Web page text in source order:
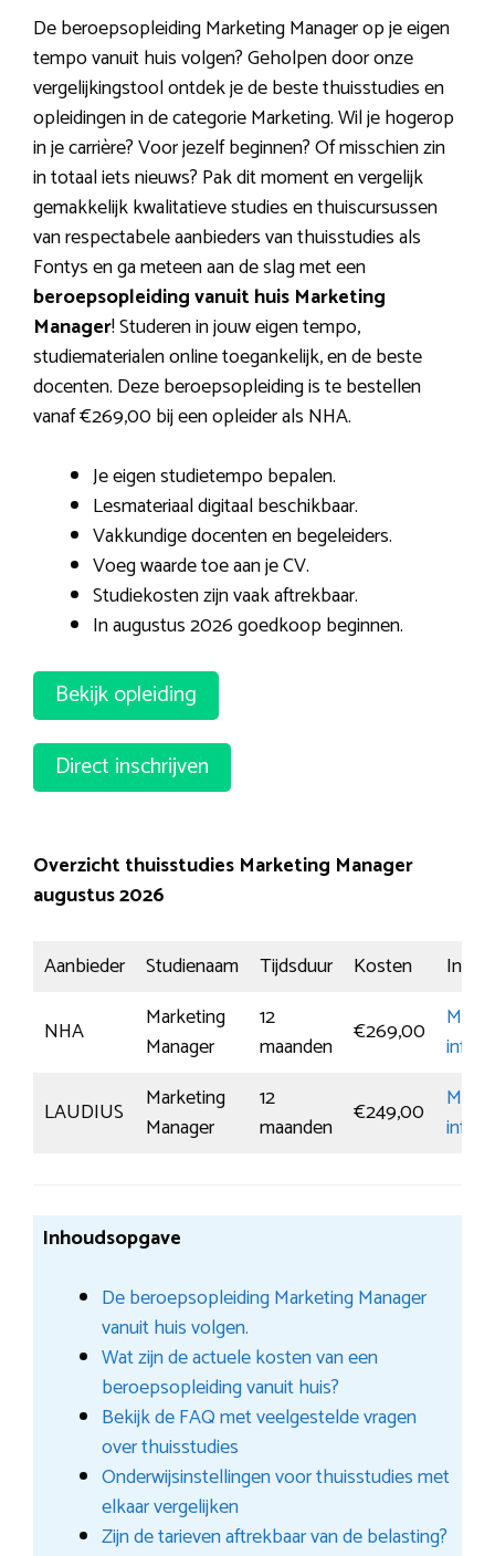
De beroepsopleiding Marketing Manager op je eigen
tempo vanuit huis volgen? Geholpen door onze
vergelijkingstool ontdek je de beste thuisstudies en
opleidingen in de categorie Marketing. Wil je hogerop
in je carrière? Voor jezelf beginnen? Of misschien zin
in totaal iets nieuws? Pak dit moment en vergelijk
gemakkelijk kwalitatieve studies en thuiscursussen
van respectabele aanbieders van thuisstudies als
Fontys en ga meteen aan de slag met een
beroepsopleiding vanuit huis Marketing
Manager! Studeren in jouw eigen tempo,
studiematerialen online toegankelijk, en de beste
docenten. Deze beroepsopleiding is te bestellen
vanaf €269,00 bij een opleider als NHA.
Je eigen studietempo bepalen.
Lesmateriaal digitaal beschikbaar.
Vakkundige docenten en begeleiders.
Voeg waarde toe aan je CV.
Studiekosten zijn vaak aftrekbaar.
In augustus 2026 goedkoop beginnen.
Bekijk opleiding
Direct inschrijven
Overzicht thuisstudies Marketing Manager
augustus 2026
Aanbieder Studienaam Tijdsduur Kosten
NHA
Marketing
Manager
12
maanden
€269,00
Meer
LAUDIUS
Marketing
Manager
12
maanden
€249,00
Meer
Inhoudsopgave
De beroepsopleiding Marketing Manager
vanuit huis volgen.
Wat zijn de actuele kosten van een
beroepsopleiding vanuit huis?
Bekijk de FAQ met veelgestelde vragen
over thuisstudies
Onderwijsinstellingen voor thuisstudies met
elkaar vergelijken
Zijn de tarieven aftrekbaar van de belasting?